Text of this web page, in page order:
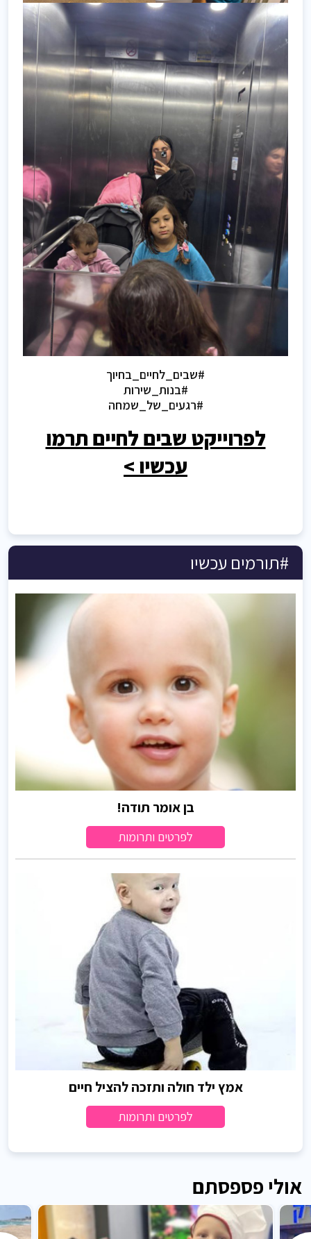
#שבים_לחיים_בחיוך
#בנות_שירות
#רגעים_של_שמחה
לפרוייקט שבים לחיים תרמו
עכשיו >
#תורמים עכשיו
בן אומר תודה!
לפרטים ותרומות
אמץ ילד חולה ותזכה להציל חיים
לפרטים ותרומות
אולי פספסתם